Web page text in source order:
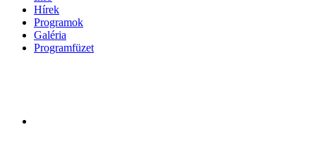
Hírek
Programok
Galéria
Programfüzet